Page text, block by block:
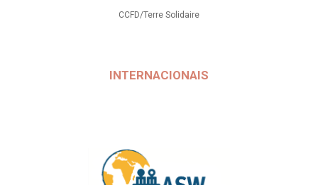
CCFD/Terre Solidaire
INTERNACIONAIS